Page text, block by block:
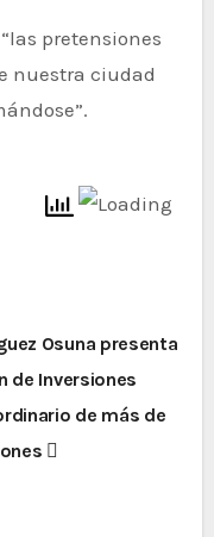
pretensiones
nuestra ciudad
Osuna presenta
de Inversiones
de más de